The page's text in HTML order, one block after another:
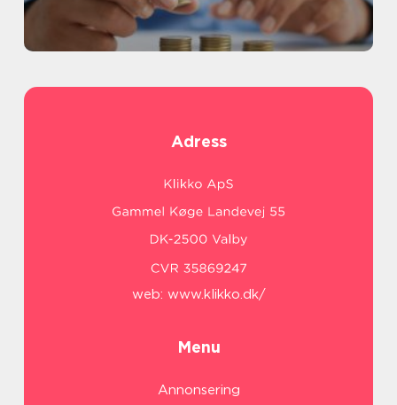
Adress
web: www.klikko.dk/
Menu
Annonsering